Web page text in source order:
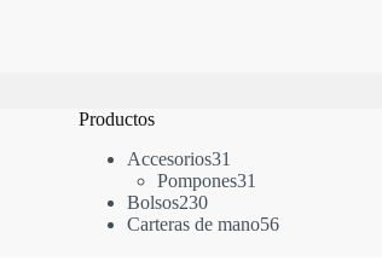
Productos
Accesorios31
productos
Pompones31
Bolsos230230
productos
Carteras de mano5656